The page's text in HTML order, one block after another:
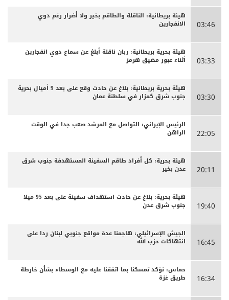
03:46
هيئة بريطانية: الناقلة والطاقم بخير ولا أضرار رغم دوي
الانفجارين
03:33
هيئة بحرية بريطانية: ربان ناقلة أبلغ عن سماع دوي انفجارين
أثناء عبور مضيق هرمز
03:30
هيئة بحرية بريطانية: بلاغ عن حادث وقع على بعد 9 أميال بحرية
جنوب شرق كمزار في سلطنة عمان
22:05
الرئيس الإيراني: التواصل مع المرشد صعب جدا في الوقت
الراهن
20:11
هيئة بحرية: كل أفراد طاقم السفينة المستهدفة جنوب شرق
عدن بخير
19:40
هيئة بحرية: بلاغ عن حادث استهداف سفينة على بعد 95 ميلا
جنوب شرق عدن
16:45
الجيش الإسرائيلي: هاجمنا عدة مواقع جنوبي لبنان ردا على
انتهاكات حزب الله
16:34
حماس: نؤكد تمسكنا بما اتفقنا عليه مع الوسطاء بشأن خارطة
طريق غزة